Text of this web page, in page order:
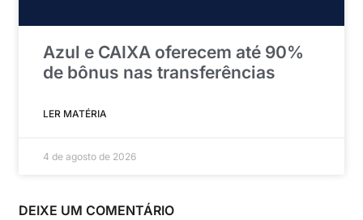
Azul e CAIXA oferecem até 90%
de bônus nas transferências
LER MATÉRIA
4 de agosto de 2026
DEIXE UM COMENTÁRIO